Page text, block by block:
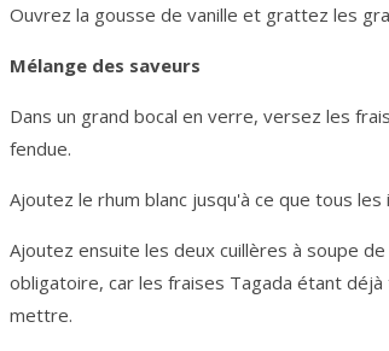
Ouvrez la gousse de vanille et grattez les
Mélange des saveurs
Dans un grand bocal en verre, versez les
fendue.
Ajoutez le rhum blanc jusqu'à ce que tous
Ajoutez ensuite les deux cuillères à soupe
obligatoire, car les fraises Tagada étant
mettre.